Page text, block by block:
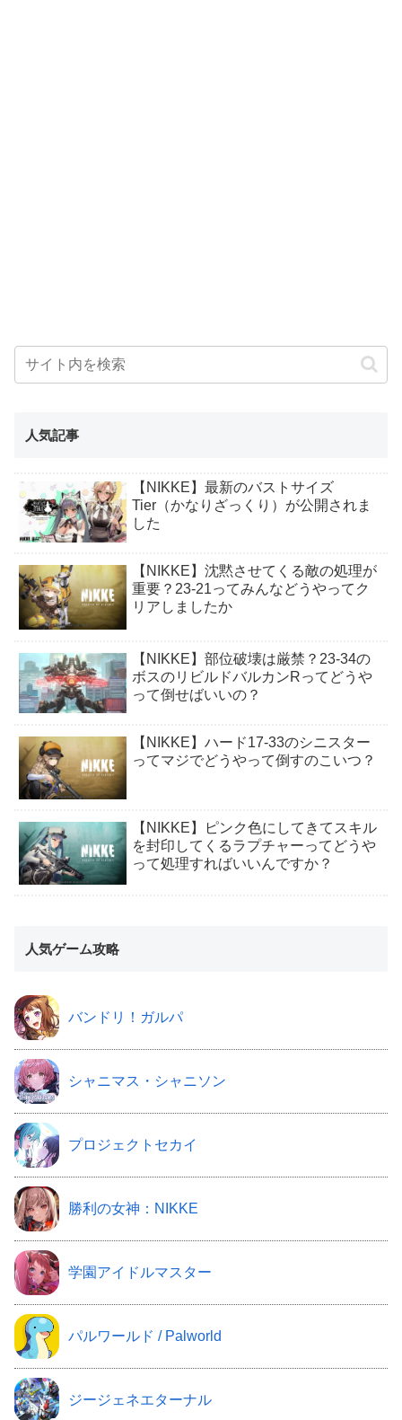
人気記事
【NIKKE】最新のバストサイズ
Tier（かなりざっくり）が公開されま
した
【NIKKE】沈黙させてくる敵の処理が
重要？23-21ってみんなどうやってク
リアしましたか
【NIKKE】部位破壊は厳禁？23-34の
ボスのリビルドバルカンRってどうや
って倒せばいいの？
【NIKKE】ハード17-33のシニスター
ってマジでどうやって倒すのこいつ？
【NIKKE】ピンク色にしてきてスキル
を封印してくるラプチャーってどうや
って処理すればいいんですか？
人気ゲーム攻略
バンドリ！ガルパ
シャニマス・シャニソン
プロジェクトセカイ
勝利の女神：NIKKE
学園アイドルマスター
パルワールド / Palworld
ジージェネエターナル